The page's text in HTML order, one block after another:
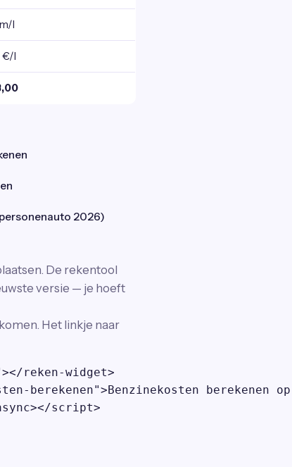
l
€/l
2026)
De rekentool
versie — je hoeft
Het linkje naar
reken-widget>
berekenen">Benzinekosten berekenen
script>